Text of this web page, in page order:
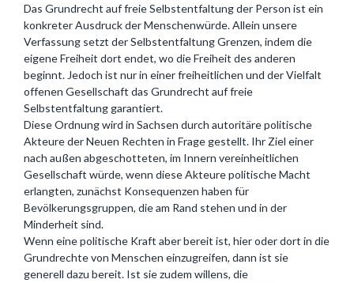
Das Grundrecht auf freie Selbstentfaltung der Person ist ein
konkreter Ausdruck der Menschenwürde. Allein unsere
Verfassung setzt der Selbstentfaltung Grenzen, indem die
eigene Freiheit dort endet, wo die Freiheit des anderen
beginnt. Jedoch ist nur in einer freiheitlichen und der Vielfalt
offenen Gesellschaft das Grundrecht auf freie
Selbstentfaltung garantiert.
Diese Ordnung wird in Sachsen durch autoritäre politische
Akteure der Neuen Rechten in Frage gestellt. Ihr Ziel einer
nach außen abgeschotteten, im Innern vereinheitlichen
Gesellschaft würde, wenn diese Akteure politische Macht
erlangten, zunächst Konsequenzen haben für
Bevölkerungsgruppen, die am Rand stehen und in der
Minderheit sind.
Wenn eine politische Kraft aber bereit ist, hier oder dort in die
Grundrechte von Menschen einzugreifen, dann ist sie
generell dazu bereit. Ist sie zudem willens, die